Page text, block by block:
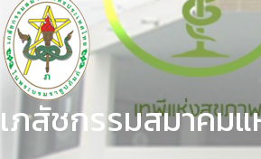
เภสัชกรรมสมาคม